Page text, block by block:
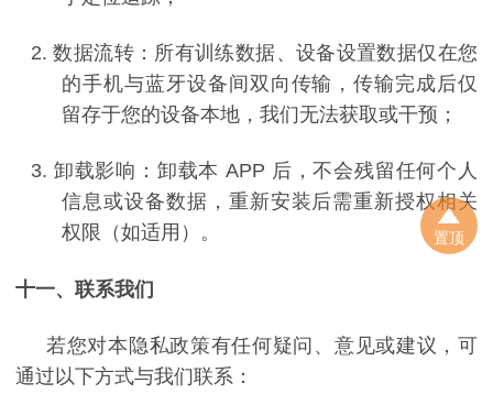
2.数据流转：所有训练数据、设备设置数据仅在您
的手机与蓝牙设备间双向传输，传输完成后仅
留存于您的设备本地，我们无法获取或干预；
3. 卸载影响：卸载本 APP 后，不会残留任何个人
信息或设备数据，重新安装后需重新授权相关
权限（如适用）。
十一、联系我们
若您对本隐私政策有任何疑问、意见或建议，可
通过以下方式与我们联系：
置顶